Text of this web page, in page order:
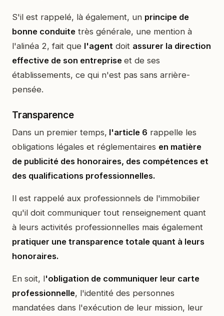
S'il est rappelé, là également, un principe de
bonne conduite très générale, une mention à
l'alinéa 2, fait que l'agent doit assurer la direction
effective de son entreprise et de ses
établissements, ce qui n'est pas sans arrière-
pensée.
Transparence
Dans un premier temps, l'article 6 rappelle les
obligations légales et réglementaires en matière
de publicité des honoraires, des compétences et
des qualifications professionnelles.
Il est rappelé aux professionnels de l'immobilier
qu'il doit communiquer tout renseignement quant
à leurs activités professionnelles mais également
pratiquer une transparence totale quant à leurs
honoraires.
En soit, l'obligation de communiquer leur carte
professionnelle, l'identité des personnes
mandatées dans l'exécution de leur mission, leur